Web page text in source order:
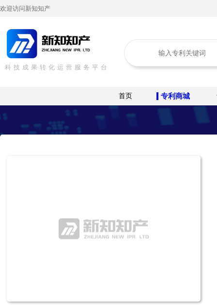
欢迎访问新知知产
科技成果转化运营服务平台
首页 专利商城